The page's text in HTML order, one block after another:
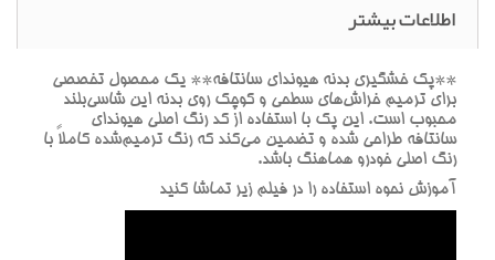
اطلاعات بیشتر
**پک خشگيري بدنه هيونداي سانتافه** يک محصول تخصصي
براي ترميم خراش‌هاي سطحي و کوچک روي بدنه اين شاسي‌بلند
محبوب است. اين پک با استفاده از کد رنگ اصلي هيونداي
سانتافه طراحي شده و تضمين مي‌کند که رنگ ترميم‌شده کاملاً با
رنگ اصلي خودرو هماهنگ باشد.
آموزش نحوه استفاده را در فيلم زير تماشا کنيد